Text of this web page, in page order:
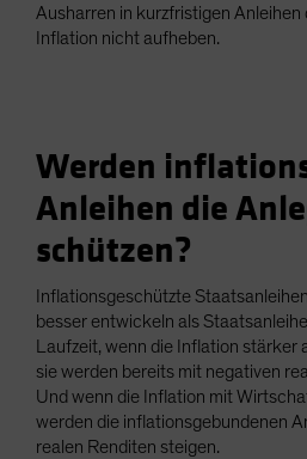
Ausharren in kurzfristigen
Inflation nicht aufheben.
Werden
Anleihen die
schützen?
Inflationsgeschützte
besser entwickeln als
Laufzeit, wenn die Inflation stärker
sie werden bereits mit negativen
Und wenn die Inflation mit
werden die inflationsgebundenen
realen Renditen steigen.